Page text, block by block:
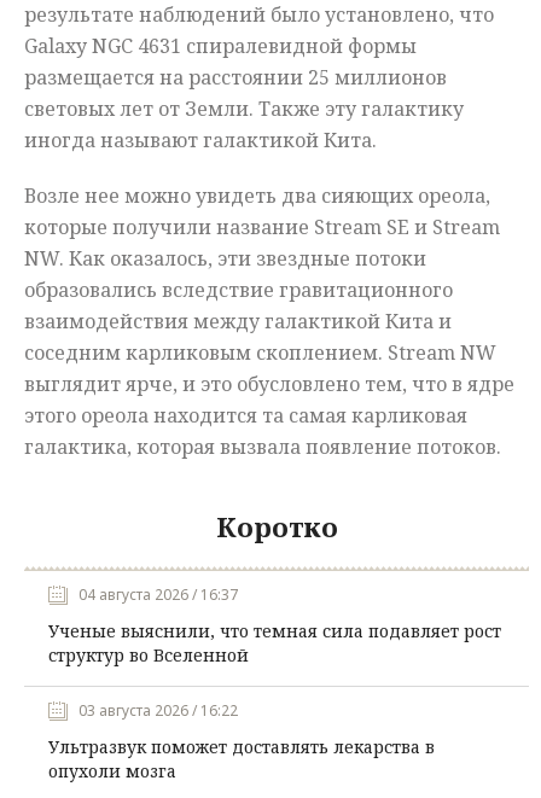
результате наблюдений было установлено, что
Galaxy NGC 4631 спиралевидной формы
размещается на расстоянии 25 миллионов
световых лет от Земли. Также эту галактику
иногда называют галактикой Кита.
Возле нее можно увидеть два сияющих ореола,
которые получили название Stream SE и Stream
NW. Как оказалось, эти звездные потоки
образовались вследствие гравитационного
взаимодействия между галактикой Кита и
соседним карликовым скоплением. Stream NW
выглядит ярче, и это обусловлено тем, что в ядре
этого ореола находится та самая карликовая
галактика, которая вызвала появление потоков.
Коротко
04 августа 2026 / 16:37
Ученые выяснили, что темная сила подавляет рост
структур во Вселенной
03 августа 2026 / 16:22
Ультразвук поможет доставлять лекарства в
опухоли мозга